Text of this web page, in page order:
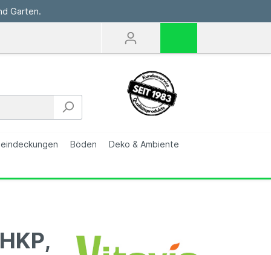
Garten.
Böden Deko & Ambiente
Carports & Garagen
Indoor-Dekoration
Hillerstorp